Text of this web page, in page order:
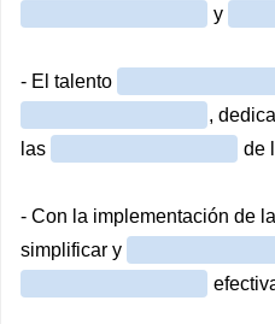
y
- El talento
,
las
de
- Con la implementación de
simplificar y